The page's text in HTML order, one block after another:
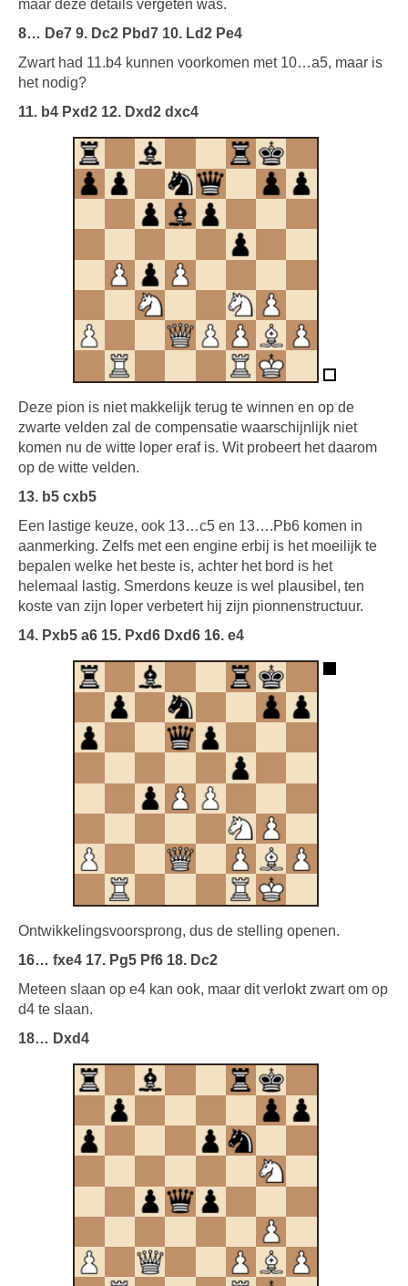
maar deze details vergeten was.
8… De7 9. Dc2 Pbd7 10. Ld2 Pe4
Zwart had 11.b4 kunnen voorkomen met 10…a5, maar is
het nodig?
11. b4 Pxd2 12. Dxd2 dxc4
Deze pion is niet makkelijk terug te winnen en op de
zwarte velden zal de compensatie waarschijnlijk niet
komen nu de witte loper eraf is. Wit probeert het daarom
op de witte velden.
13. b5 cxb5
Een lastige keuze, ook 13…c5 en 13….Pb6 komen in
aanmerking. Zelfs met een engine erbij is het moeilijk te
bepalen welke het beste is, achter het bord is het
helemaal lastig. Smerdons keuze is wel plausibel, ten
koste van zijn loper verbetert hij zijn pionnenstructuur.
14. Pxb5 a6 15. Pxd6 Dxd6 16. e4
Ontwikkelingsvoorsprong, dus de stelling openen.
16… fxe4 17. Pg5 Pf6 18. Dc2
Meteen slaan op e4 kan ook, maar dit verlokt zwart om op
d4 te slaan.
18… Dxd4